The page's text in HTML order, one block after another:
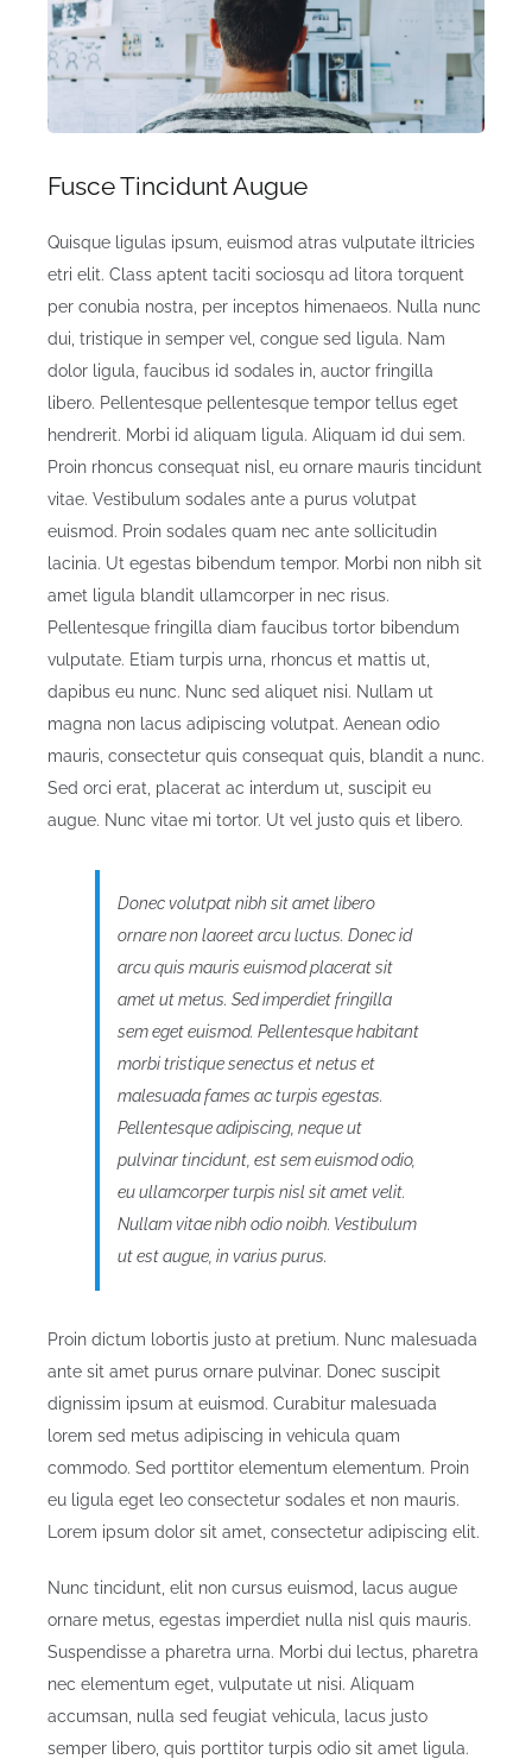
Fusce Tincidunt Augue
Quisque ligulas ipsum, euismod atras vulputate iltricies
etri elit. Class aptent taciti sociosqu ad litora torquent
per conubia nostra, per inceptos himenaeos. Nulla nunc
dui, tristique in semper vel, congue sed ligula. Nam
dolor ligula, faucibus id sodales in, auctor fringilla
libero. Pellentesque pellentesque tempor tellus eget
hendrerit. Morbi id aliquam ligula. Aliquam id dui sem.
Proin rhoncus consequat nisl, eu ornare mauris tincidunt
vitae. Vestibulum sodales ante a purus volutpat
euismod. Proin sodales quam nec ante sollicitudin
lacinia. Ut egestas bibendum tempor. Morbi non nibh sit
amet ligula blandit ullamcorper in nec risus.
Pellentesque fringilla diam faucibus tortor bibendum
vulputate. Etiam turpis urna, rhoncus et mattis ut,
dapibus eu nunc. Nunc sed aliquet nisi. Nullam ut
magna non lacus adipiscing volutpat. Aenean odio
mauris, consectetur quis consequat quis, blandit a nunc.
Sed orci erat, placerat ac interdum ut, suscipit eu
augue. Nunc vitae mi tortor. Ut vel justo quis et libero.
Donec volutpat nibh sit amet libero
ornare non laoreet arcu luctus. Donec id
arcu quis mauris euismod placerat sit
amet ut metus. Sed imperdiet fringilla
sem eget euismod. Pellentesque habitant
morbi tristique senectus et netus et
malesuada fames ac turpis egestas.
Pellentesque adipiscing, neque ut
pulvinar tincidunt, est sem euismod odio,
eu ullamcorper turpis nisl sit amet velit.
Nullam vitae nibh odio noibh. Vestibulum
ut est augue, in varius purus.
Proin dictum lobortis justo at pretium. Nunc malesuada
ante sit amet purus ornare pulvinar. Donec suscipit
dignissim ipsum at euismod. Curabitur malesuada
lorem sed metus adipiscing in vehicula quam
commodo. Sed porttitor elementum elementum. Proin
eu ligula eget leo consectetur sodales et non mauris.
Lorem ipsum dolor sit amet, consectetur adipiscing elit.
Nunc tincidunt, elit non cursus euismod, lacus augue
ornare metus, egestas imperdiet nulla nisl quis mauris.
Suspendisse a pharetra urna. Morbi dui lectus, pharetra
nec elementum eget, vulputate ut nisi. Aliquam
accumsan, nulla sed feugiat vehicula, lacus justo
semper libero, quis porttitor turpis odio sit amet ligula.